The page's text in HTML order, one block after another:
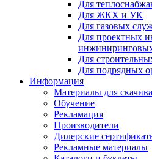
Для
Для ЖКХ и УК
Для газовых
Для проектных
Для
Для подрядных
Информация
Материалы для
Обучение
Рекламация
Производители
Дилерские
Рекламные материалы